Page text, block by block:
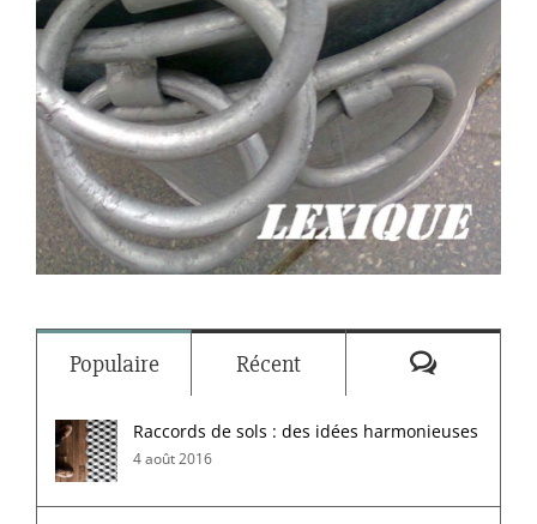
Populaire Récent
Raccords de sols : des idées harmonieuses
4 août 2016